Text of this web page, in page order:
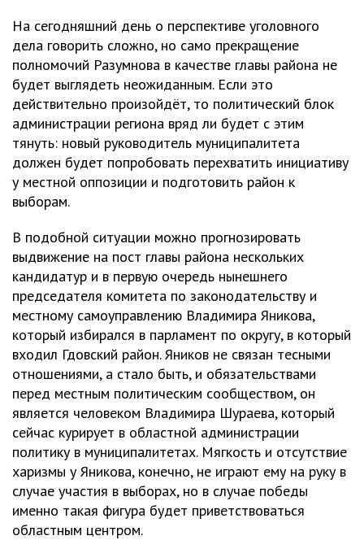
На сегодняшний день о перспективе уголовного
дела говорить сложно, но само прекращение
полномочий Разумнова в качестве главы района не
будет выглядеть неожиданным. Если это
действительно произойдёт, то политический блок
администрации региона вряд ли будет с этим
тянуть: новый руководитель муниципалитета
должен будет попробовать перехватить инициативу
у местной оппозиции и подготовить район к
выборам.
В подобной ситуации можно прогнозировать
выдвижение на пост главы района нескольких
кандидатур и в первую очередь нынешнего
председателя комитета по законодательству и
местному самоуправлению Владимира Яникова,
который избирался в парламент по округу, в который
входил Гдовский район. Яников не связан тесными
отношениями, а стало быть, и обязательствами
перед местным политическим сообществом, он
является человеком Владимира Шураева, который
сейчас курирует в областной администрации
политику в муниципалитетах. Мягкость и отсутствие
харизмы у Яникова, конечно, не играют ему на руку в
случае участия в выборах, но в случае победы
именно такая фигура будет приветствоваться
областным центром.